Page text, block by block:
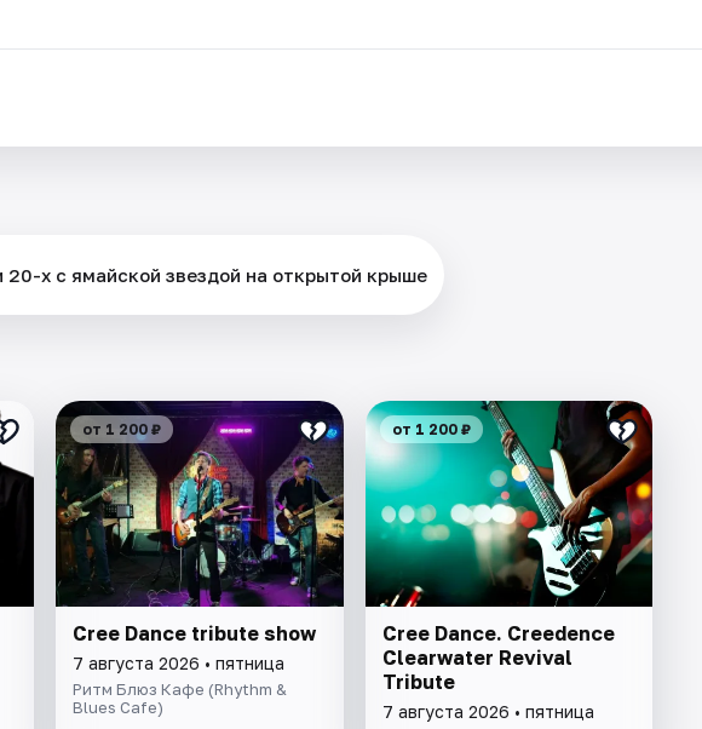
20-х с ямайской звездой на открытой крыше
от 1 200 ₽
Cree Dance tribute show
7 августа 2026 • пятница
Ритм Блюз Кафе (Rhythm &
Blues Cafe)
от 1 200 ₽
Cree Dance. Creedence
Clearwater Revival
Tribute
7 августа 2026 • пятница